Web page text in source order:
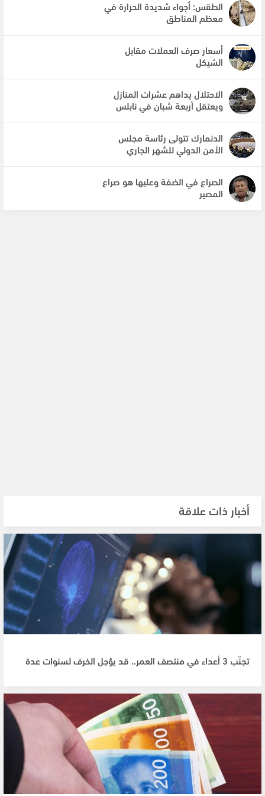
الطقس: أجواء شديدة الحرارة في
معظم المناطق
أسعار صرف العملات مقابل
الشيكل
الاحتلال يداهم عشرات المنازل
ويعتقل أربعة شبان في نابلس
الدنمارك تتولى رئاسة مجلس
الأمن الدولي للشهر الجاري
الصراع في الضفة وعليها هو صراع
المصير
أخبار ذات علاقة
تجنّب 3 أعداء في منتصف العمر.. قد يؤجل الخرف لسنوات عدة